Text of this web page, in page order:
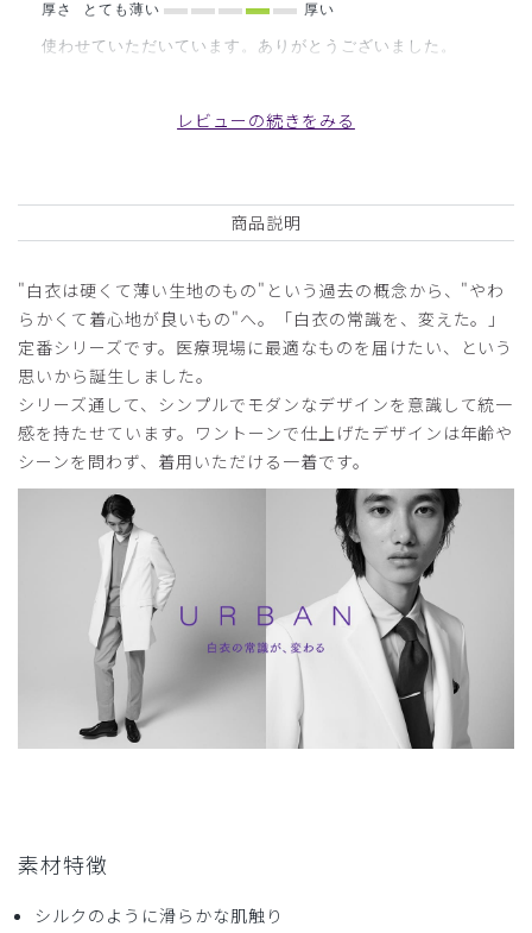
厚さ
とても薄い 厚い
使わせていただいています。ありがとうございました。
ご購入者様
購入確認済み
年齢: 40代 身長: 176-180cm 体重: 66-70kg
着やすく、着心地が素晴らしい。肌触りがいい。
商品：B12メンズ白衣:アーバンLABコート/白/L
役に立った 0
ジム様
購入確認済み
2026-02-19
60代 身長: 体重:
かっこいいが、ややスリムに絞ってある。ロンハーマンが着
やすい。
レビューの続きをみる
商品説明
"白衣は硬くて薄い生地のもの"という過去の概念から、"やわ
らかくて着心地が良いもの"へ。「白衣の常識を、変えた。」
定番シリーズです。医療現場に最適なものを届けたい、という
思いから誕生しました。
シリーズ通して、シンプルでモダンなデザインを意識して統一
感を持たせています。ワントーンで仕上げたデザインは年齢や
シーンを問わず、着用いただける一着です。
素材特徴
シルクのように滑らかな肌触り